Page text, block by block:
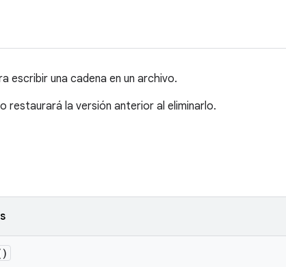
escribir una cadena en un archivo.
restaurará la versión anterior al eliminarlo.